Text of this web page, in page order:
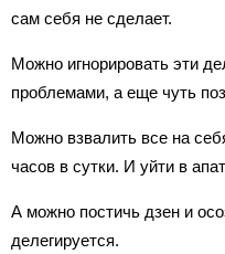
сам себя не сделает.
Можно игнорировать эти
проблемами, а еще чуть
Можно взвалить все на
часов в сутки. И уйти в
А можно постичь дзен и
делегируется.